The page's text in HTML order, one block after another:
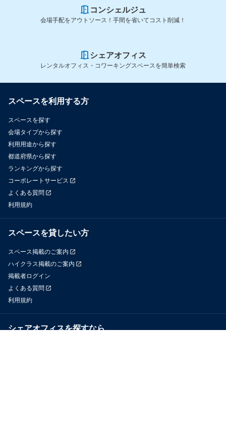
コンシェルジュ
会場手配をアウトソース！手間を省いてコスト削減！
シェアオフィス
レンタルオフィス・コワーキングスペースを簡単検索
スペースを利用する方
スペースを探す
会場タイプから探す
利用用途から探す
都道府県から探す
ランキングから探す
コーポレートサービス
よくある質問
利用規約
スペースを貸したい方
スペース掲載のご案内
ハイクラス掲載のご案内
掲載者ログイン
よくある質問
利用規約
シェアオフィスを探すなら